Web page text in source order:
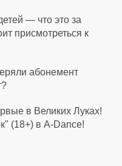
— что это за
присмотреться к
абонемент
в Великих Луках!
(18+) в A-Dance!